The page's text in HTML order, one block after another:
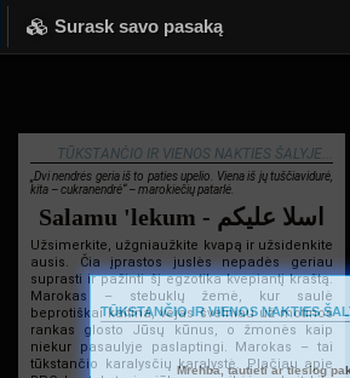
Surask savo pasaką
TŪKSTANČIO IR VIENOS NAKTIES ŠALYJE...
„Dvi nendrės geria iš to paties upelio. Viena iš jų tuščiavidurė,
kita – cukranendrė“ – marokiečių patarlė.
Salamu 'lekum - اسلا عليكم
Užsimerkite, užgniaužkite kvapą ir užsidenkite
ausis. Čia įprastos juslės nepadės geriau
suprasti ir pažinti šį egzotika kvepiantį kraštą.
Marokas – stebuklų žemė, kur saulė
beprotiškai kaitina, vėjas švelniau už motinos
rankas glosto Jūsų kūnus, o žmonės kaip
niekur pasaulyje paslaptingi. Marokas – tai
tūkstančio karalysčių karalystė. Plačiau apie
TŪKSTANČIO IR VIENOS NAKTIES
Mrehba, tautieti ar tiesiog